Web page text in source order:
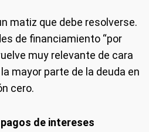
matiz que debe resolverse.
de financiamiento “por
muy relevante de cara
mayor parte de la deuda en
cero.
de intereses